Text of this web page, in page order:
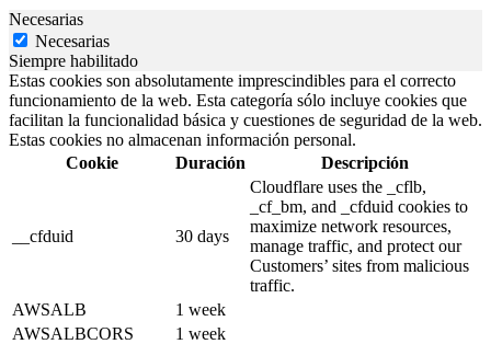
Necesarias
Necesarias
Siempre habilitado
Estas cookies son absolutamente imprescindibles para el correcto
funcionamiento de la web. Esta categoría sólo incluye cookies que
facilitan la funcionalidad básica y cuestiones de seguridad de la web.
Estas cookies no almacenan información personal.
Cookie
Duración Descripción
__cfduid 30 days
Cloudflare uses the _cflb,
_cf_bm, and _cfduid cookies to
maximize network resources,
manage traffic, and protect our
Customers’ sites from malicious
traffic.
AWSALB
1 week
AWSALBCORS
1 week